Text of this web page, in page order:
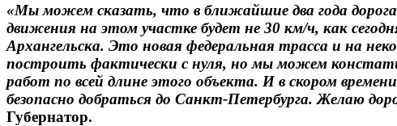
«Мы можем сказать, что в ближайшие два года
движения на этом участке будет не 30 км/ч, как
Архангельска. Это новая федеральная трасса и на
построить фактически с нуля, но мы можем
работ по всей длине этого объекта. И в скором
безопасно добраться до Санкт-Петербурга. Желаю
Губернатор.